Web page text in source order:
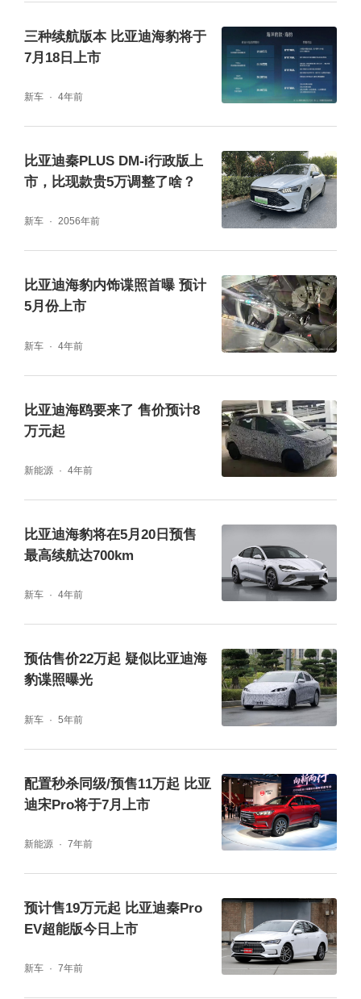
钛3的便捷后舱，像个灵活的小书包，28L的容
方程豹钛3搭载“E+2C”智能三件套。智能EVO
+平台有着1超3强的产品力表现，其特有的iAT
S智能全地形识别系统，更是可以做到草地/沙
地/泥地/雪地等路况自动识别，并自动切换驾
驶模式，让用户的出行场景无限打开。比亚迪
集团首发的超智能四驱系统，为用户带来能量
三把锁/陷车助手/蠕行模式/豹式掉头多种实用
功能；效能强，让用户低温充电时间缩短4
0%，30-80%SOC常温充电时间缩短至18mi
n，并成功实现续航平权，全系标配续航501公
球节麦弗逊后五连杆，为用户带来极致驾控感
受；性能强，20000 转电机，百公里加速4.9
三种续航版本 比亚迪海豹将于
7月18日上市
新车 4年前
比亚迪秦PLUS DM-i行政版上
市，比现款贵5万调整了啥？
新车 2056年前
比亚迪海豹内饰谍照首曝 预计
5月份上市
新车 4年前
比亚迪海鸥要来了 售价预计8
万元起
新能源 4年前
比亚迪海豹将在5月20日预售
最高续航达700km
新车 4年前
预估售价22万起 疑似比亚迪海
豹谍照曝光
新车 5年前
配置秒杀同级/预售11万起 比亚
迪宋Pro将于7月上市
新能源 7年前
预计售19万元起 比亚迪秦Pro
EV超能版今日上市
新车 7年前